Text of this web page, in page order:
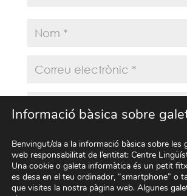
en aquest navegador per a la
que comenti.
Informació bàsica sobre
Benvingut/da a la informació bàsica sobre les
web responsabilitat de l’entitat: Centre
Una cookie o galeta informàtica és un petit
es desa en el teu ordinador, “smartphone” o
que visites la nostra pàgina web. Algunes